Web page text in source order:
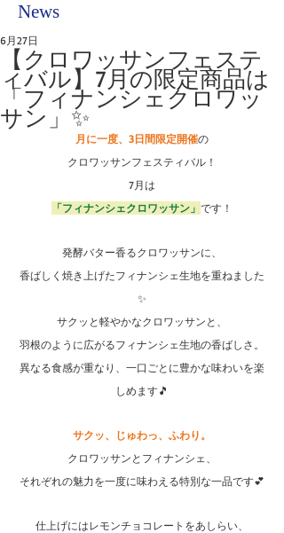
News
【クロワッサンフェステ
ィバル】7月の限定商品は
「フィナンシェクロワッ
サン」✨
6月27日
月に一度、3日間限定開催の
クロワッサンフェスティバル！
7月は
「フィナンシェクロワッサン」 です！
発酵バター香るクロワッサンに、
香ばしく焼き上げたフィナンシェ生地を重ねました
✨
サクッと軽やかなクロワッサンと、
羽根のように広がるフィナンシェ生地の香ばしさ。
異なる食感が重なり、一口ごとに豊かな味わいを楽
しめます🎵
サクッ、じゅわっ、ふわり。
クロワッサンとフィナンシェ、
それぞれの魅力を一度に味わえる特別な一品です💕
仕上げにはレモンチョコレートをあしらい、